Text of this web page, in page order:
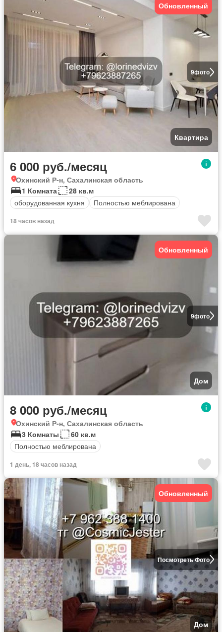
9фото
Обновленный
Квартира
6 000 руб./месяц
Охинский Р-н, Сахалинская область
1 Комната
28 кв.м
оборудованная кухня
Полностью меблирована
18 часов назад
9фото
Обновленный
Дом
8 000 руб./месяц
Охинский Р-н, Сахалинская область
3 Комнаты
60 кв.м
Полностью меблирована
1 день, 18 часов назад
Посмотреть Фото
Обновленный
Дом